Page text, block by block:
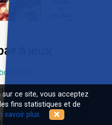
à jeux
(67)
2025 à 19h00
sur ce site, vous acceptez
fins statistiques et de
savoir plus